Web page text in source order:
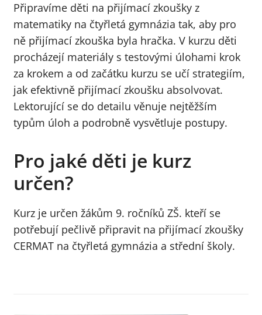
Připravíme děti na přijímací zkoušky z
matematiky na čtyřletá gymnázia tak, aby pro
ně přijímací zkouška byla hračka. V kurzu děti
procházejí materiály s testovými úlohami krok
za krokem a od začátku kurzu se učí strategiím,
jak efektivně přijímací zkoušku absolvovat.
Lektorující se do detailu věnuje nejtěžším
typům úloh a podrobně vysvětluje postupy.
Pro jaké děti je kurz
určen?
Kurz je určen žákům 9. ročníků ZŠ. kteří se
potřebují pečlivě připravit na přijímací zkoušky
CERMAT na čtyřletá gymnázia a střední školy.